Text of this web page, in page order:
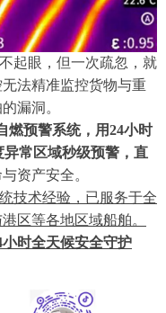
起眼，但一次疏忽，就
法精准监控货物与重
漏洞。
燃预警系统，用24小时
常区域秒级预警，直
资产安全。
技术经验，已服务于全
区等各地区域船舶。
小时全天候安全守护